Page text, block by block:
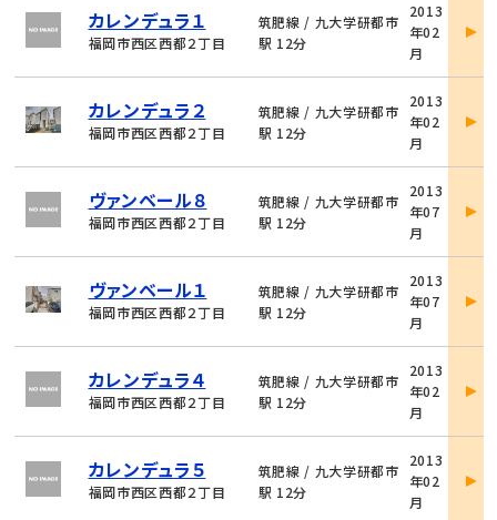
カレンデュラ１
福岡市西区西都２丁目
筑肥線 / 九大学研都市
駅 12分
2013
年02
月
詳
カレンデュラ２
福岡市西区西都２丁目
筑肥線 / 九大学研都市
駅 12分
2013
年02
月
詳
ヴァンベール８
福岡市西区西都２丁目
筑肥線 / 九大学研都市
駅 12分
2013
年07
月
詳
ヴァンベール１
福岡市西区西都２丁目
筑肥線 / 九大学研都市
駅 12分
2013
年07
月
詳
カレンデュラ４
福岡市西区西都２丁目
筑肥線 / 九大学研都市
駅 12分
2013
年02
月
詳
カレンデュラ５
福岡市西区西都２丁目
筑肥線 / 九大学研都市
駅 12分
2013
年02
月
詳